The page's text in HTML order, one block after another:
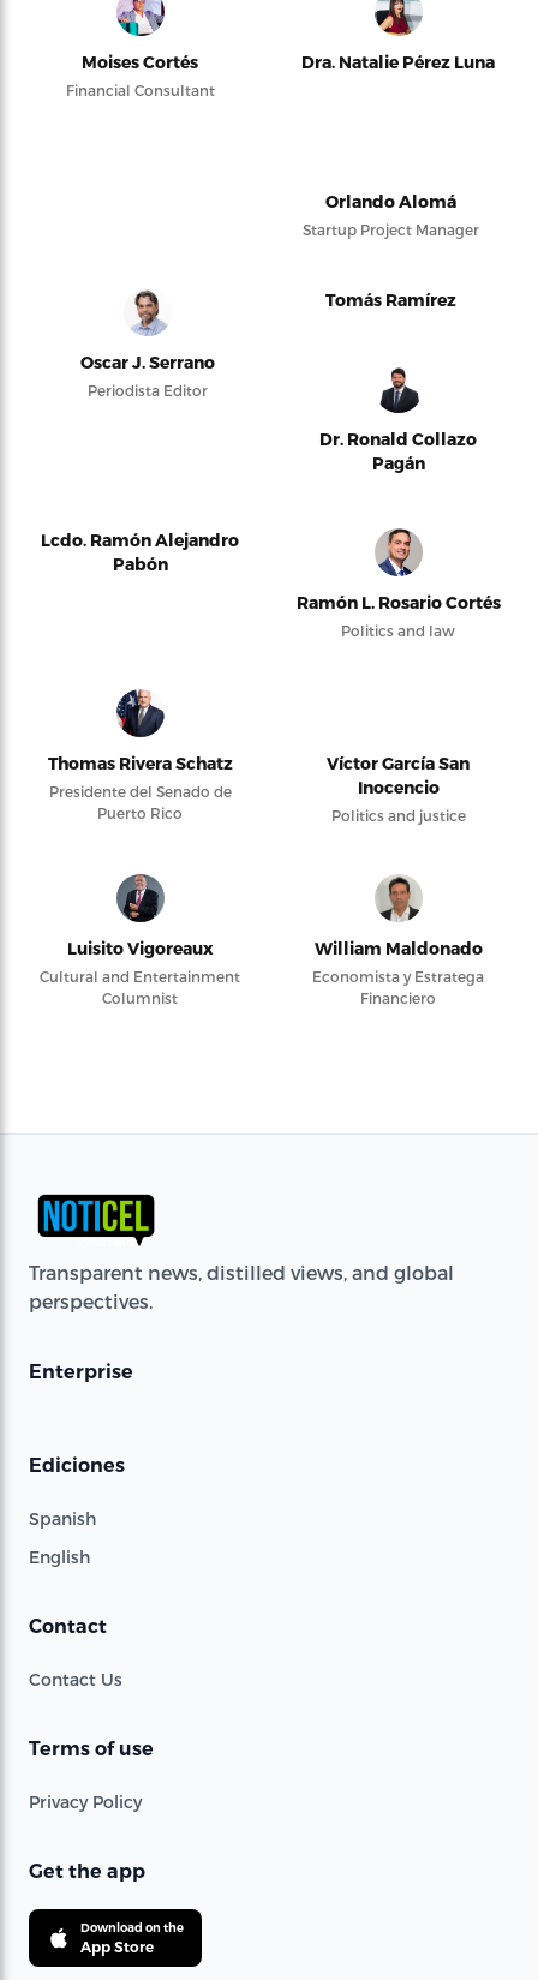
Moises Cortés
Financial Consultant
Dra. Natalie Pérez Luna
Orlando Alomá
Startup Project Manager
Oscar J. Serrano
Periodista Editor
Tomás Ramírez
Dr. Ronald Collazo
Pagán
Lcdo. Ramón Alejandro
Pabón
Ramón L. Rosario Cortés
Politics and law
Thomas Rivera Schatz
Presidente del Senado de
Puerto Rico
Víctor García San
Inocencio
Politics and justice
Luisito Vigoreaux
Cultural and Entertainment
Columnist
William Maldonado
Economista y Estratega
Financiero
Transparent news, distilled views, and global
perspectives.
Enterprise
Ediciones
Spanish
English
Contact
Contact Us
Terms of use
Privacy Policy
Get the app
Download on the
App Store